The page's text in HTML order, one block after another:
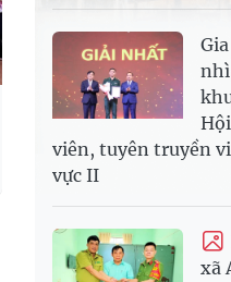
viên, tuyên truyền
vực II
xã